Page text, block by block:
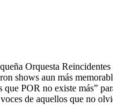
Orquesta
shows aun más
POR no existe más”
de aquellos que no